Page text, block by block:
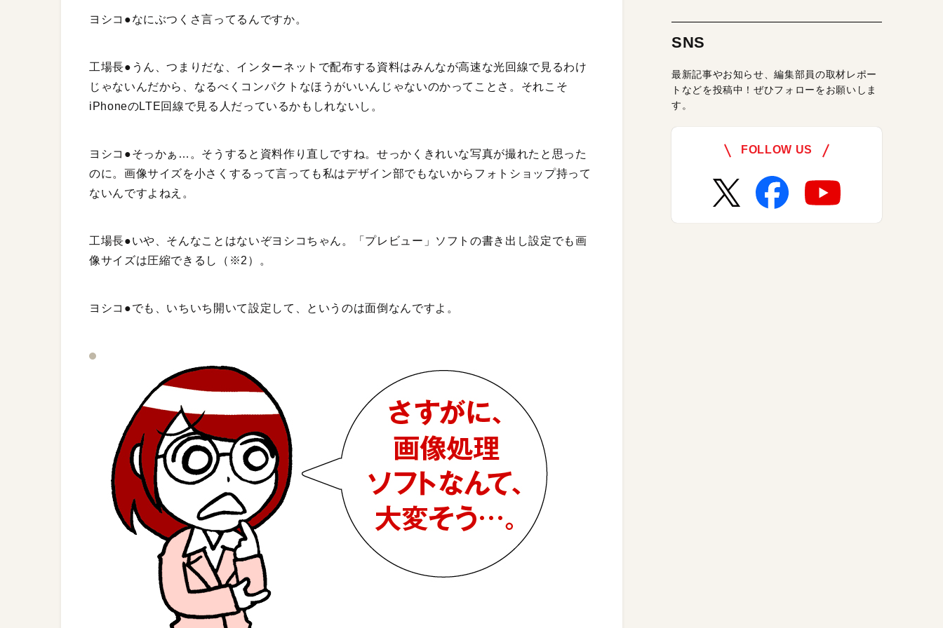
ヨシコ●なにぶつくさ言ってるんですか。
工場長●うん、つまりだな、インターネットで配布する資料はみんなが高速な光回線で見るわけ
じゃないんだから、なるべくコンパクトなほうがいいんじゃないのかってことさ。それこそ
iPhoneのLTE回線で見る人だっているかもしれないし。
ヨシコ●そっかぁ…。そうすると資料作り直しですね。せっかくきれいな写真が撮れたと思った
のに。画像サイズを小さくするって言っても私はデザイン部でもないからフォトショップ持って
ないんですよねえ。
工場長●いや、そんなことはないぞヨシコちゃん。「プレビュー」ソフトの書き出し設定でも画
像サイズは圧縮できるし（※2）。
ヨシコ●でも、いちいち開いて設定して、というのは面倒なんですよ。
SNS
最新記事やお知らせ、編集部員の取材レポー
トなどを投稿中！ぜひフォローをお願いしま
す。
FOLLOW US